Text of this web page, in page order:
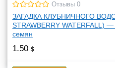
Отзывы 0
ЗАГАДКА КЛУБНИЧНОГО
STRAWBERRY WATERFALL)
семян
1.50 $